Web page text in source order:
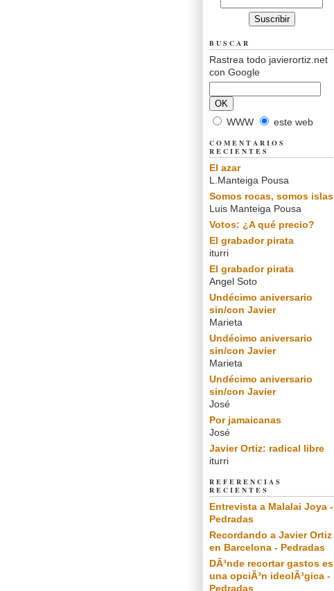
BUSCAR
Rastrea todo javierortiz.net
con Google
WWW este web
COMENTARIOS
RECIENTES
El azar
L.Manteiga Pousa
Somos rocas, somos islas
Luis Manteiga Pousa
Votos: ¿A qué precio?
El grabador pirata
iturri
El grabador pirata
Angel Soto
Undécimo aniversario
sin/con Javier
Marieta
Undécimo aniversario
sin/con Javier
Marieta
Undécimo aniversario
sin/con Javier
José
Por jamaicanas
José
Javier Ortiz: radical libre
iturri
REFERENCIAS
RECIENTES
Entrevista a Malalai Joya -
Pedradas
Recordando a Javier Ortiz
en Barcelona - Pedradas
DÃ³nde recortar gastos es
una opciÃ³n ideolÃ³gica -
Pedradas